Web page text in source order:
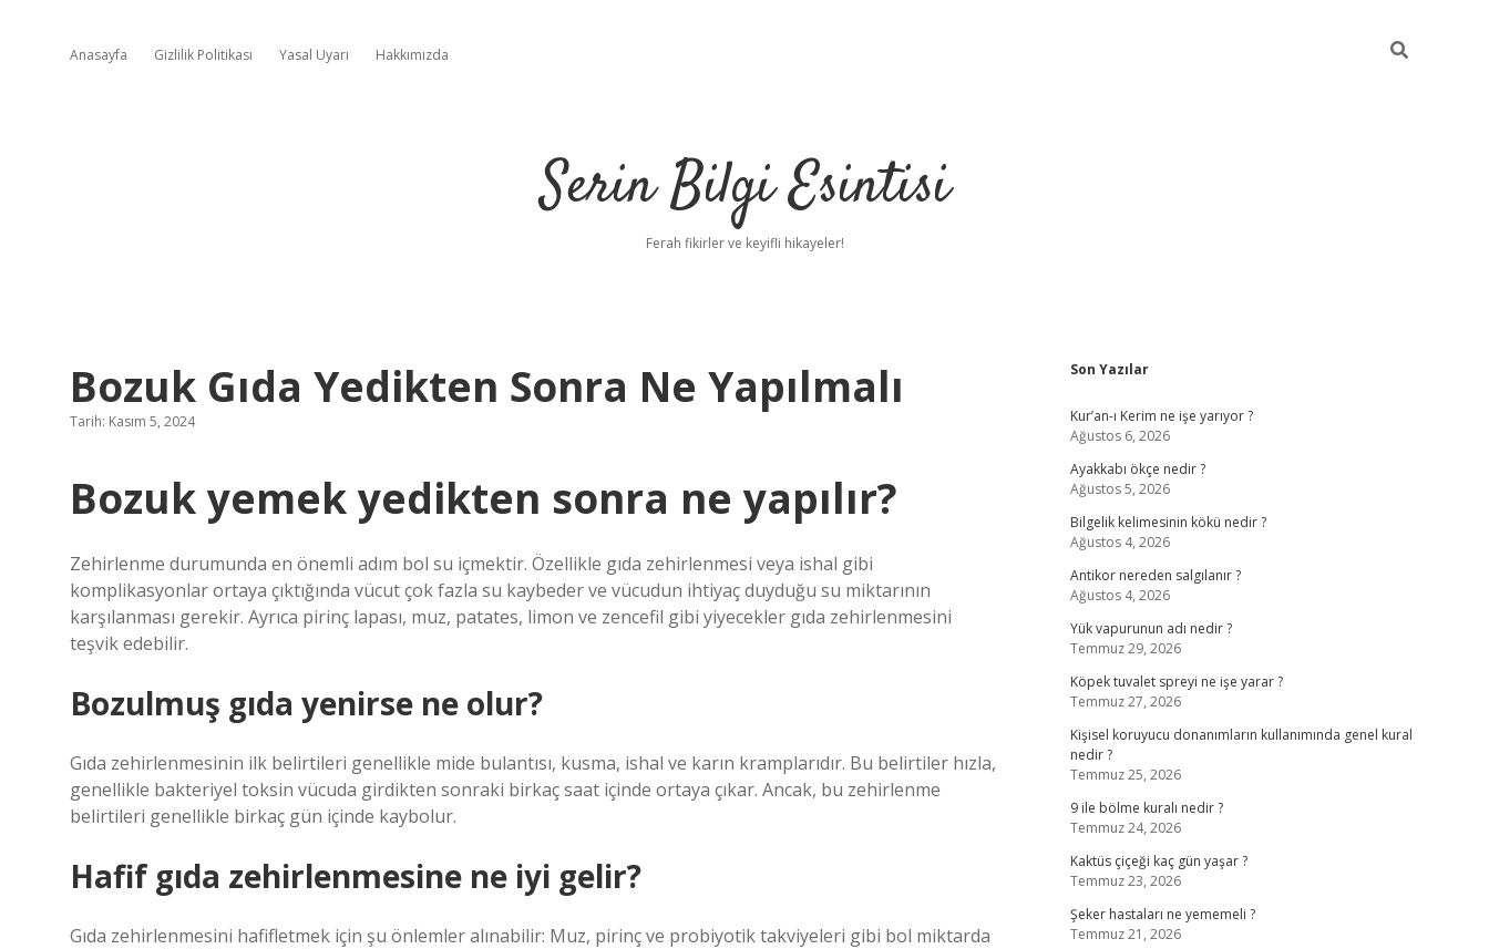
Anasayfa Gizlilik Politikası Yasal Uyarı Hakkımızda
Serin Bilgi Esintisi
Ferah fikirler ve keyifli hikayeler!
Bozuk Gıda Yedikten Sonra Ne Yapılmalı
Tarih: Kasım 5, 2024
Bozuk yemek yedikten sonra ne yapılır?
Zehirlenme durumunda en önemli adım bol su içmektir. Özellikle gıda zehirlenmesi veya ishal gibi
komplikasyonlar ortaya çıktığında vücut çok fazla su kaybeder ve vücudun ihtiyaç duyduğu su miktarının
karşılanması gerekir. Ayrıca pirinç lapası, muz, patates, limon ve zencefil gibi yiyecekler gıda zehirlenmesini
teşvik edebilir.
Bozulmuş gıda yenirse ne olur?
Gıda zehirlenmesinin ilk belirtileri genellikle mide bulantısı, kusma, ishal ve karın kramplarıdır. Bu belirtiler hızla,
genellikle bakteriyel toksin vücuda girdikten sonraki birkaç saat içinde ortaya çıkar. Ancak, bu zehirlenme
belirtileri genellikle birkaç gün içinde kaybolur.
Hafif gıda zehirlenmesine ne iyi gelir?
Gıda zehirlenmesini hafifletmek için şu önlemler alınabilir: Muz, pirinç ve probiyotik takviyeleri gibi bol miktarda
Sidebar
Son Yazılar
Kur’an-ı Kerim ne işe yarıyor ?
Ağustos 6, 2026
Ayakkabı ökçe nedir ?
Ağustos 5, 2026
Bilgelik kelimesinin kökü nedir ?
Ağustos 4, 2026
Antikor nereden salgılanır ?
Ağustos 4, 2026
Yük vapurunun adı nedir ?
Temmuz 29, 2026
Köpek tuvalet spreyi ne işe yarar ?
Temmuz 27, 2026
Kişisel koruyucu donanımların kullanımında genel kural
nedir ?
Temmuz 25, 2026
9 ile bölme kuralı nedir ?
Temmuz 24, 2026
Kaktüs çiçeği kaç gün yaşar ?
Temmuz 23, 2026
Şeker hastaları ne yememeli ?
Temmuz 21, 2026